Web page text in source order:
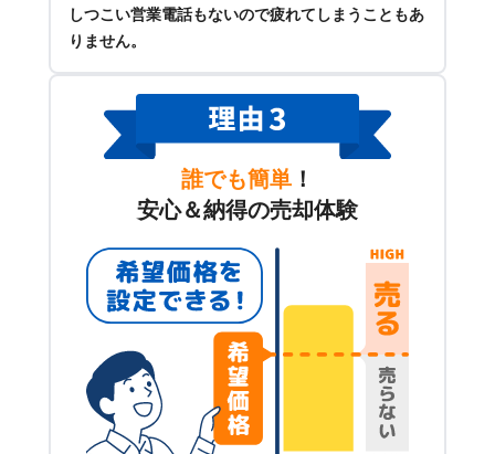
しつこい営業電話もないので疲れてしまうこともあ
りません。
誰でも簡単 ！
安心＆納得の売却体験